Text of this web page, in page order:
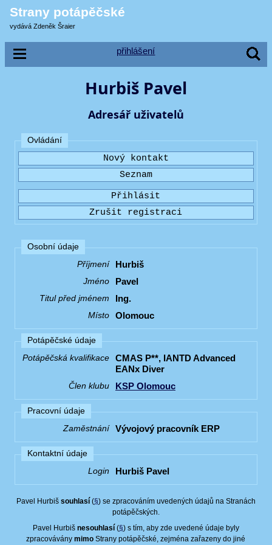
Strany potápěčské
vydává Zdeněk Šraier
přihlášení
Hurbiš Pavel
Adresář uživatelů
Ovládání
Osobní údaje
Příjmení
Hurbiš
Jméno Pavel
Titul před jménem Ing.
Místo Olomouc
Potápěčské údaje
Potápěčská kvalifikace
CMAS P**, IANTD Advanced
EANx Diver
Člen klubu KSP Olomouc
Pracovní údaje
Zaměstnání
Vývojový pracovník ERP
Kontaktní údaje
Login
Hurbiš Pavel
Pavel Hurbiš souhlasí(§) se zpracováním uvedených údajů na Stranách
potápěčských.
Pavel Hurbiš nesouhlasí(§) s tím, aby zde uvedené údaje byly
zpracováványmimo Strany potápěčské, zejména zařazeny do jiné